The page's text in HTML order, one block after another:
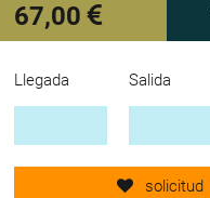
67,00
Llegada Salida
solicitud